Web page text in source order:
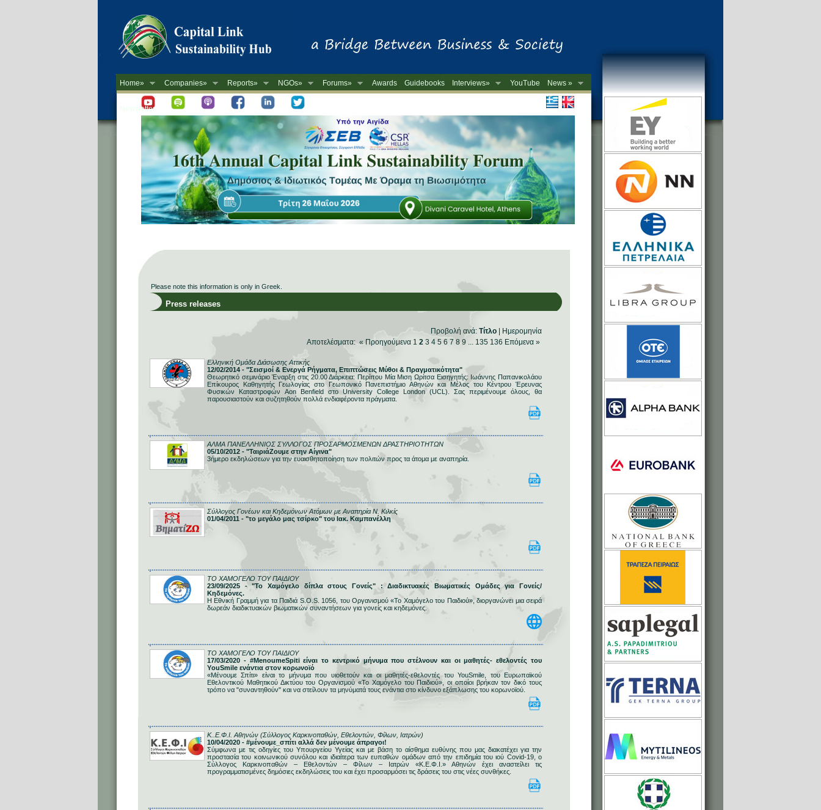
Home» Companies» Reports» NGOs» Forums» Awards Guidebooks Interviews» YouTube
News »
-->
Newsletter
Please note this information is only in Greek.
Press releases
Προβολή ανά: Τίτλο
Ημερομηνία
Αποτελέσματα: « Προηγούμενα 1 2 3 4 5 6 7 8 9 ... 135 136 Επόμενα »
Ελληνική Ομάδα Διάσωσης Αττικής
12/02/2014 - "Σεισμοί & Ενεργά Ρήγματα, Επιπτώσεις Μύθοι & Πραγματικότητα"
Θεωρητικό σεμινάριο Έναρξη στις 20.00 Διάρκεια: Περίπου Μία Μιση Ωρίτσα Εισηγητής: Ιωάννης Παπανικολάου
Επίκουρος Καθηγητής Γεωλογίας στο Γεωπονικό Πανεπιστήμιο Αθηνών και Μέλος του Κέντρου Έρευνας
Φυσικών Καταστροφών Aon Benfield στο University College London (UCL). Σας περιμένουμε όλους, θα
παρουσιαστούν και συζητηθούν πολλά ενδιαφέροντα πράγματα.
ΑΛΜΑ ΠΑΝΕΛΛΗΝΙΟΣ ΣΥΛΛΟΓΟΣ ΠΡΟΣΑΡΜΟΣΜΕΝΩΝ ΔΡΑΣΤΗΡΙΟΤΗΤΩΝ
05/10/2012 - "ΤαιριάΖουμε στην Αίγινα"
3ήμερο εκδηλώσεων για την ευαισθητοποίηση των πολιτών προς τα άτομα με αναπηρία.
Σύλλογος Γονέων και Κηδεμόνων Ατόμων με Αναπηρία Ν. Κιλκίς
01/04/2011 - "το μεγάλο μας τσίρκο" του Ιακ. Καμπανέλλη
ΤΟ ΧΑΜΟΓΕΛΟ ΤΟΥ ΠΑΙΔΙΟΥ
23/09/2025 - "Το Χαμόγελο δίπλα στους Γονείς" : Διαδικτυακές Βιωματικές Ομάδες για Γονείς/
Κηδεμόνες.
Η Εθνική Γραμμή για τα Παιδιά S.O.S. 1056, του Οργανισμού «Το Χαμόγελο του Παιδιού», διοργανώνει μια σειρά
δωρεάν διαδικτυακών βιωματικών συναντήσεων για γονείς και κηδεμόνες.
ΤΟ ΧΑΜΟΓΕΛΟ ΤΟΥ ΠΑΙΔΙΟΥ
17/03/2020 - #MenoumeSpiti είναι το κεντρικό μήνυμα που στέλνουν και οι μαθητές- εθελοντές του
ΥouSmile ενάντια στον κορωνοϊό
«Μένουμε Σπίτι» είναι το μήνυμα που υιοθετούν και οι μαθητές-εθελοντές του YouSmile, του Ευρωπαϊκού
Εθελοντικού Μαθητικού Δικτύου του Οργανισμού «Το Χαμόγελο του Παιδιού», οι οποίοι βρήκαν τον δικό τους
τρόπο να "συναντηθούν" και να στείλουν τα μηνύματά τους ενάντια στο κίνδυνο εξάπλωσης του κορωνοϊού.
Κ..Ε.Φ.Ι. Αθηνών (Σύλλογος Καρκινοπαθών, Εθελοντών, Φίλων, Ιατρών)
10/04/2020 - #μένουμε_σπίτι αλλά δεν μένουμε άπραγοι!
Σύμφωνα με τις οδηγίες του Υπουργείου Υγείας και με βάση το αίσθημα ευθύνης που μας διακατέχει για την
προστασία του κοινωνικού συνόλου και ιδιαίτερα των ευπαθών ομάδων από την επιδημία του ιού Covid-19, ο
Σύλλογος Καρκινοπαθών – Εθελοντών – Φίλων – Ιατρών «Κ.Ε.Φ.Ι.» Αθηνών έχει αναστείλει τις
προγραμματισμένες δημόσιες εκδηλώσεις του και έχει προσαρμόσει τις δράσεις του στις νέες συνθήκες.